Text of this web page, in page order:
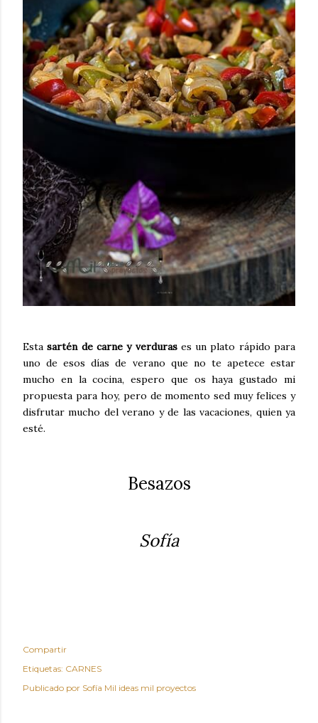
Estasartén de carne y verdurases un plato rápido para
uno de esos días de verano que no te apetece estar
mucho en la cocina, espero que os haya gustado mi
propuesta para hoy, pero de momento sed muy felices y
disfrutar mucho del verano y de las vacaciones, quien ya
esté.
Besazos
Sofía
Compartir
Etiquetas: CARNES
Publicado por Sofía Mil ideas mil proyectos